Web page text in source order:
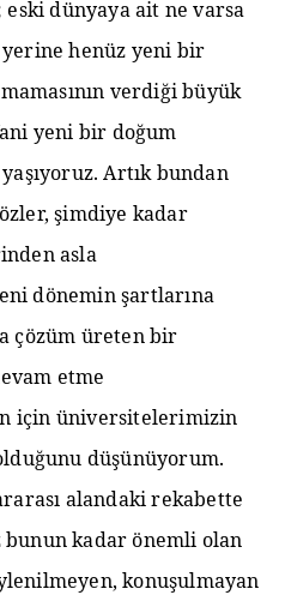
dünyaya ait ne varsa
henüz yeni bir
verdiği büyük
yeni bir doğum
yaşıyoruz. Artık bundan
şimdiye kadar
asla
dönemin şartlarına
çözüm üreten bir
etme
için üniversitelerimizin
düşünüyorum.
alandaki rekabette
bunun kadar önemli olan
konuşulmayan